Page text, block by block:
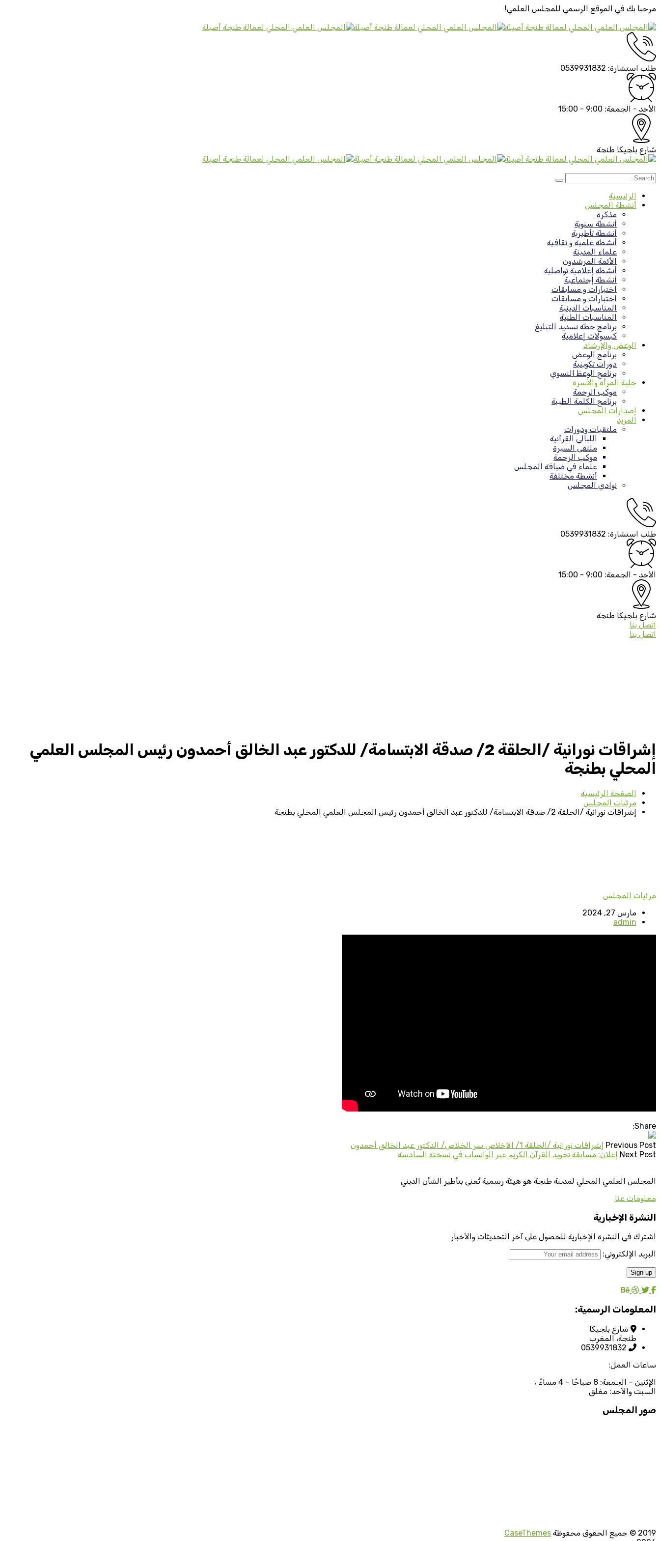
مرحبا بك في الموقع الرسمي للمجلس العلمي!
طلب استشارة: 0539931832
الأحد - الجمعة: 9:00 - 15:00
شارع بلجيكا طنجة
الرئيسية
أنشطة المجلس
مذكرة
أنشطة سنوية
أنشطة تأطيرية
أنشطة علمية و ثقافية
علماء المدينة
الأئمة المرشدون
أنشطة إعلامية تواصلية
أنشطة إجتماعية
اختبارات و مسابقات
اختبارات و مسابقات
المناسبات الدينية
المناسبات الطنية
برنامج خطة تسديد التبليغ
كبسولات إعلامية
الوعض والإرشاد
برنامج الوعض
دورات تكوينية
برنامج الوعظ النسوي
خلية المرأة والأسرة
موكب الرحمة
برنامج الكلمة الطيبة
إصدارات المجلس
المزيد
ملتقيات ودورات
الليالي القرآنية
ملتقى السيرة
موكب الرحمة
علماء في ضيافة المجلس
أنشطة مختلفة
نوادي المجلس
طلب استشارة: 0539931832
الأحد - الجمعة: 9:00 - 15:00
شارع بلجيكا طنجة
اتصل بنا
اتصل بنا
إشراقات نورانية /الحلقة 2/ صدقة الابتسامة/ للدكتور عبد الخالق أحمدون رئيس المجلس العلمي
المحلي بطنجة
الصفحة الرئيسية
مرئيات المجلس
إشراقات نورانية /الحلقة 2/ صدقة الابتسامة/ للدكتور عبد الخالق أحمدون رئيس المجلس العلمي المحلي بطنجة
مرئيات المجلس
مارس 27, 2024
admin
Share:
Previous Post إشراقات نورانية /الحلقة 1/ الاخلاص سر الخلاص/ الدكتور عبد الخالق أحمدون
Next Post إعلان: مسابقة تجويد القرآن الكريم عبر الواتساب في نسخته السادسة
المجلس العلمي المحلي لمدينة طنجة هو هيئة رسمية تُعنى بتأطير الشأن الديني
معلومات عنا
النشرة الإخبارية
اشترك في النشرة الإخبارية للحصول على آخر التحديثات والأخبار
البريد الإلكتروني:
المعلومات الرسمية:
شارع بلجيكا
طنجة، المغرب
0539931832
ساعات العمل:
الإثنين – الجمعة: 8 صباحًا – 4 مساءً ،
السبت والأحد: مغلق
صور المجلس
2019 © جميع الحقوق محفوظة CaseThemes